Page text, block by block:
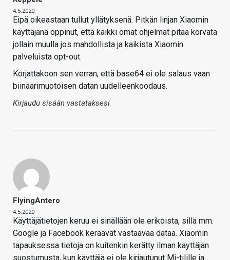
4.5.2020
Eipä oikeastaan tullut yllätyksenä. Pitkän linjan Xiaomin
käyttäjänä oppinut, että kaikki omat ohjelmat pitää korvata
jollain muulla jos mahdollista ja kaikista Xiaomin
palveluista opt-out.
Korjattakoon sen verran, että base64 ei ole salaus vaan
biinäärimuotoisen datan uudelleenkoodaus.
Kirjaudu sisään vastataksesi
FlyingAntero
4.5.2020
Käyttäjätietojen keruu ei sinällään ole erikoista, sillä mm.
Google ja Facebook keräävät vastaavaa dataa. Xiaomin
tapauksessa tietoja on kuitenkin kerätty ilman käyttäjän
suostumusta, kun käyttäjä ei ole kirjautunut Mi-tilille ja